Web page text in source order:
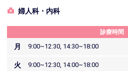
婦人科・内科
診療時間
月 9:00~12:30, 14:30~18:00
火 9:00~12:30, 14:00~18:00